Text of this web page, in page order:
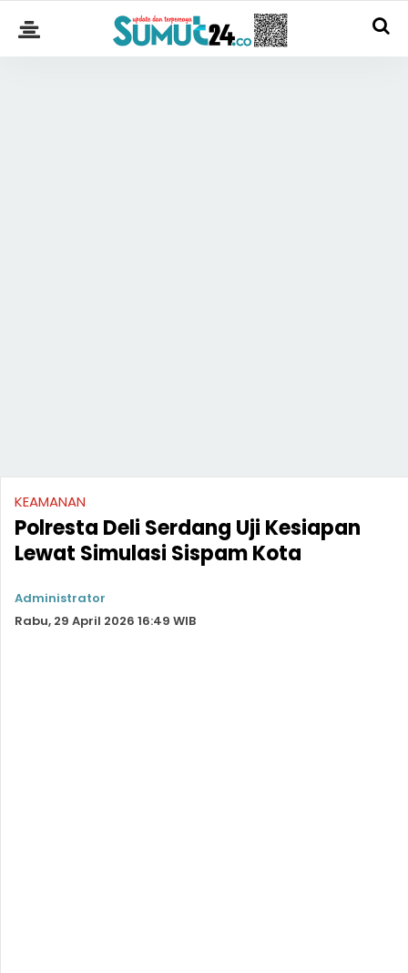
KEAMANAN
Polresta Deli Serdang Uji Kesiapan
Lewat Simulasi Sispam Kota
Administrator
Rabu, 29 April 2026 16:49 WIB